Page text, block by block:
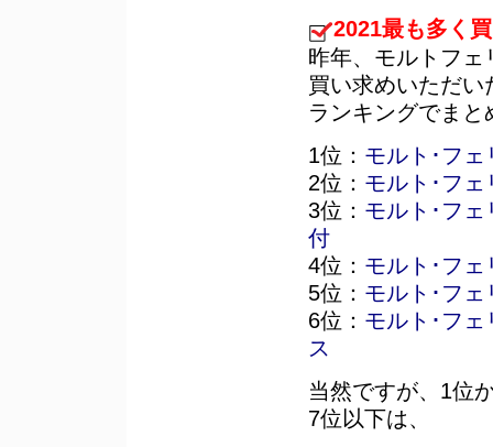
2021最も多く
昨年、モルトフェ
買い求めいただ
ランキングでま
1位： モルト･フ
2位： モルト･フ
3位： モルト･フ
付
4位： モルト･フ
5位： モルト･フ
6位： モルト･フ
ス
当然ですが、1位
7位以下は、